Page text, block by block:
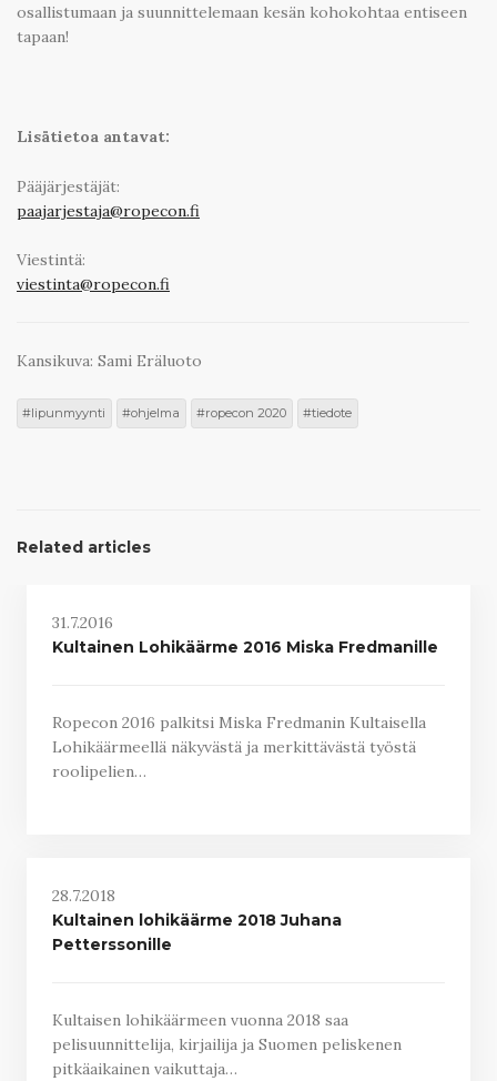
osallistumaan ja suunnittelemaan kesän kohokohtaa entiseen
tapaan!
Lisätietoa antavat:
Pääjärjestäjät:
paajarjestaja@ropecon.fi
Viestintä:
viestinta@ropecon.fi
Kansikuva: Sami Eräluoto
lipunmyynti ohjelma ropecon 2020 tiedote
Related articles
31.7.2016
Kultainen Lohikäärme 2016 Miska Fredmanille
Ropecon 2016 palkitsi Miska Fredmanin Kultaisella
Lohikäärmeellä näkyvästä ja merkittävästä työstä
roolipelien…
28.7.2018
Kultainen lohikäärme 2018 Juhana
Petterssonille
Kultaisen lohikäärmeen vuonna 2018 saa
pelisuunnittelija, kirjailija ja Suomen peliskenen
pitkäaikainen vaikuttaja…